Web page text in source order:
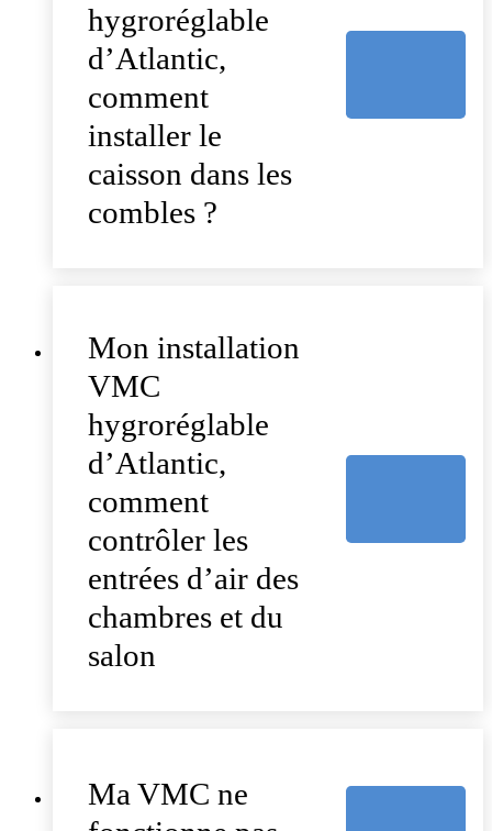
hygroréglable
d’Atlantic,
comment
installer le
caisson dans les
combles ?
Mon installation
VMC
hygroréglable
d’Atlantic,
comment
contrôler les
entrées d’air des
chambres et du
salon
Ma VMC ne